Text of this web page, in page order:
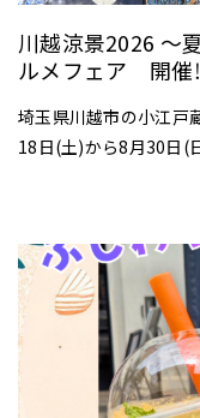
川越涼景2026 ～
ルメフェア 開催！
埼玉県川越市の小江戸
18日(土)から8月30日(